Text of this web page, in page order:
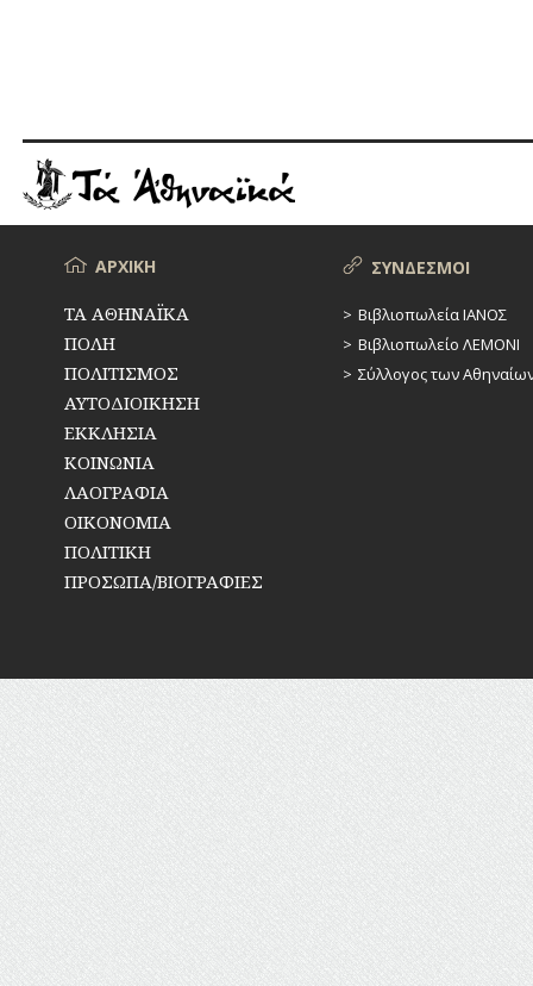
ΜενούΑΡΧΙΚΗ
ΤΑ ΑΘΗΝΑΪΚΑ
ΠΟΛΗ
ΠΟΛΙΤΙΣΜΟΣ
ΑΥΤΟΔΙΟΙΚΗΣΗ
ΕΚΚΛΗΣΙΑ
ΚΟΙΝΩΝΙΑ
ΛΑΟΓΡΑΦΙΑ
ΟΙΚΟΝΟΜΙΑ
ΠΟΛΙΤΙΚΗ
ΠΡΟΣΩΠΑ/ΒΙΟΓΡΑΦΙΕΣ
ΣΥΝΔΕΣΜΟΙ
Βιβλιοπωλεία ΙΑΝΟΣ
Βιβλιοπωλείο ΛΕΜΟΝΙ
Σύλλογος των